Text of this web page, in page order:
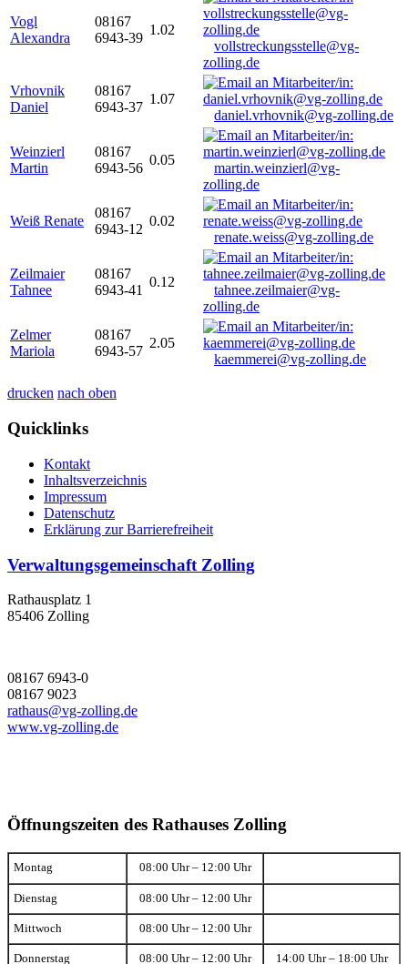
Vogl
Alexandra
08167
6943-39
1.02
vollstreckungsstelle@vg-
zolling.de
Vrhovnik
Daniel
08167
6943-37
1.07
daniel.vrhovnik@vg-zolling.de
Weinzierl
Martin
08167
6943-56
0.05
martin.weinzierl@vg-
zolling.de
Weiß Renate
08167
6943-12
0.02
renate.weiss@vg-zolling.de
Zeilmaier
Tahnee
08167
6943-41
0.12
tahnee.zeilmaier@vg-
zolling.de
Zelmer
Mariola
08167
6943-57
2.05
kaemmerei@vg-zolling.de
drucken nach oben
Quicklinks
Kontakt
Inhaltsverzeichnis
Impressum
Datenschutz
Erklärung zur Barrierefreiheit
Verwaltungsgemeinschaft Zolling
Rathausplatz 1
85406 Zolling
08167 6943-0
08167 9023
rathaus@vg-zolling.de
www.vg-zolling.de
Öffnungszeiten des Rathauses Zolling
Montag 08:00 Uhr – 12:00 Uhr
Dienstag 08:00 Uhr – 12:00 Uhr
Mittwoch 08:00 Uhr – 12:00 Uhr
Donnerstag 08:00 Uhr – 12:00 Uhr 14:00 Uhr – 18:00 Uhr